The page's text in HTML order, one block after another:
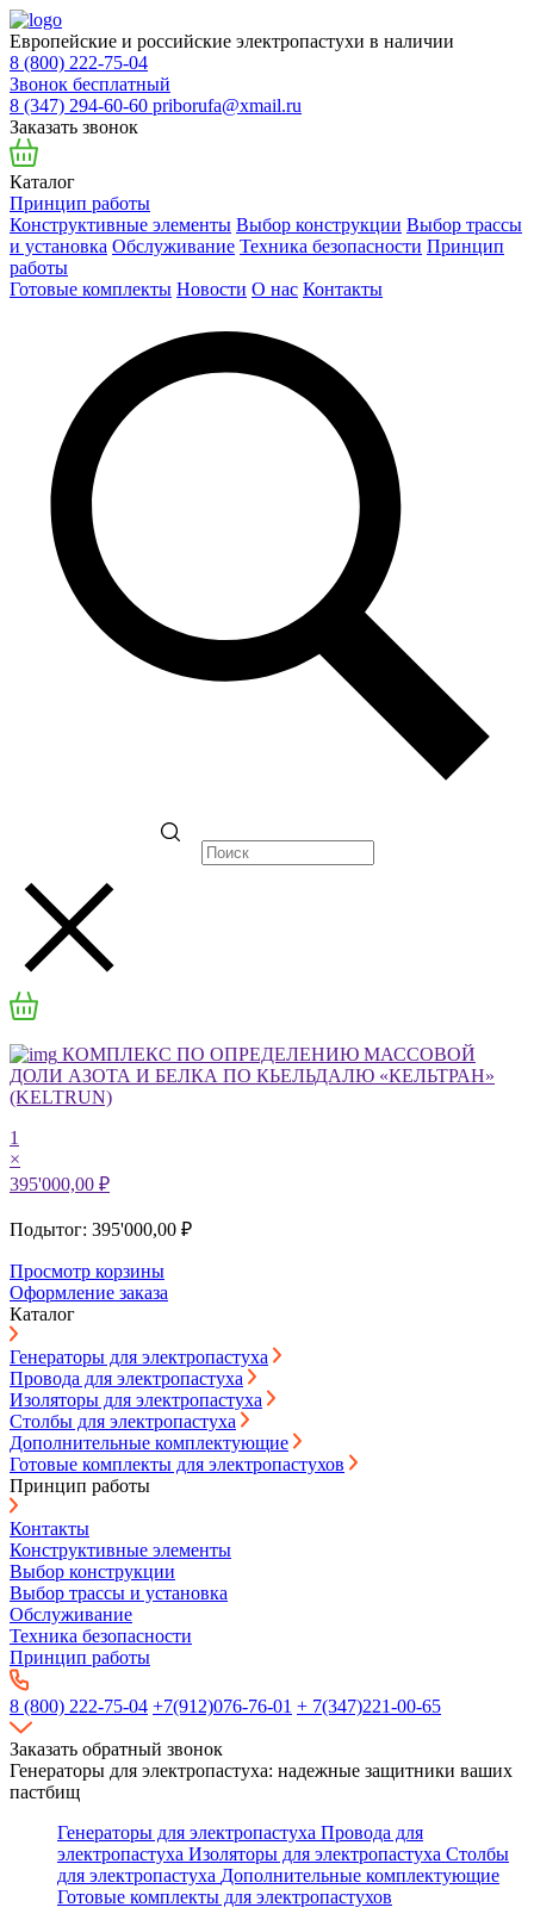
Европейские и российские электропастухи в наличии
8 (800) 222-75-04
Звонок бесплатный
8 (347) 294-60-60 priborufa@xmail.ru
Заказать звонок
Каталог
Принцип работы
Конструктивные элементы Выбор конструкции Выбор трассы
и установка Обслуживание Техника безопасности Принцип
работы
Готовые комплекты Новости О нас Контакты
КОМПЛЕКС ПО ОПРЕДЕЛЕНИЮ МАССОВОЙ
ДОЛИ АЗОТА И БЕЛКА ПО КЬЕЛЬДАЛЮ «КЕЛЬТРАН»
(KELTRUN)
1
×
395'000,00 ₽
Подытог: 395'000,00 ₽
Просмотр корзины
Оформление заказа
Каталог
Генераторы для электропастуха
Провода для электропастуха
Изоляторы для электропастуха
Столбы для электропастуха
Дополнительные комплектующие
Готовые комплекты для электропастухов
Принцип работы
Контакты
Конструктивные элементы
Выбор конструкции
Выбор трассы и установка
Обслуживание
Техника безопасности
Принцип работы
8 (800) 222-75-04 +7(912)076-76-01 + 7(347)221-00-65
Заказать обратный звонок
Генераторы для электропастуха: надежные защитники ваших
пастбищ
Генераторы для электропастуха Провода для
электропастуха Изоляторы для электропастуха Столбы
для электропастуха Дополнительные комплектующие
Готовые комплекты для электропастухов